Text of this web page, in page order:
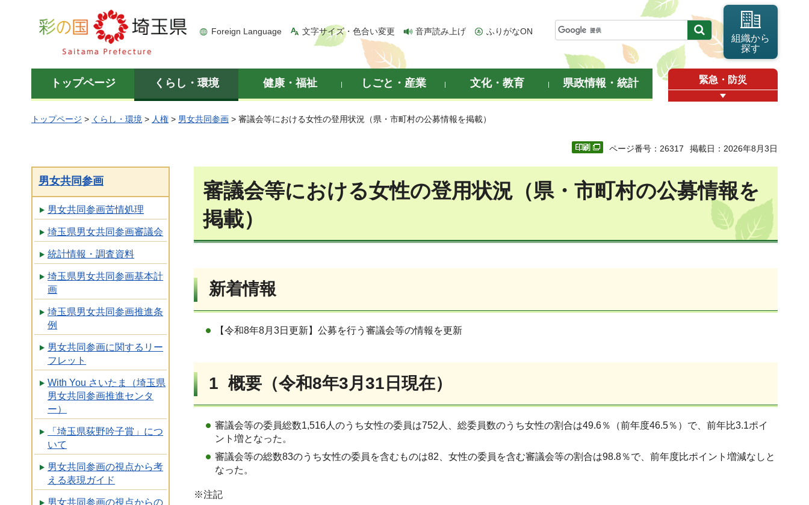
彩の国 埼玉県
Foreign Language 文字サイズ・色合い変更 音声読み上げ ふりがなON
組織から
探す
トップページ くらし・環境 健康・福祉 しごと・産業 文化・教育 県政情報・統計 緊急・防災
トップページ > くらし・環境 > 人権 > 男女共同参画 > 審議会等における女性の登用状況（県・市町村の公募情報を掲載）
ページ番号：26317 掲載日：2026年8月3日
男女共同参画
男女共同参画苦情処理
埼玉県男女共同参画審議会
統計情報・調査資料
埼玉県男女共同参画基本計
画
埼玉県男女共同参画推進条
例
男女共同参画に関するリー
フレット
With You さいたま（埼玉県
男女共同参画推進センタ
ー）
「埼玉県荻野吟子賞」につ
いて
男女共同参画の視点から考
える表現ガイド
男女共同参画の視点からの
審議会等における女性の登用状況（県・市町村の公募情報を
掲載）
新着情報
【令和8年8月3日更新】公募を行う審議会等の情報を更新
1 概要（令和8年3月31日現在）
審議会等の委員総数1,516人のうち女性の委員は752人、総委員数のうち女性の割合は49.6％（前年度46.5％）で、前年比3.1ポイ
ント増となった。
審議会等の総数83のうち女性の委員を含むものは82、女性の委員を含む審議会等の割合は98.8％で、前年度比ポイント増減なしと
なった。
※注記